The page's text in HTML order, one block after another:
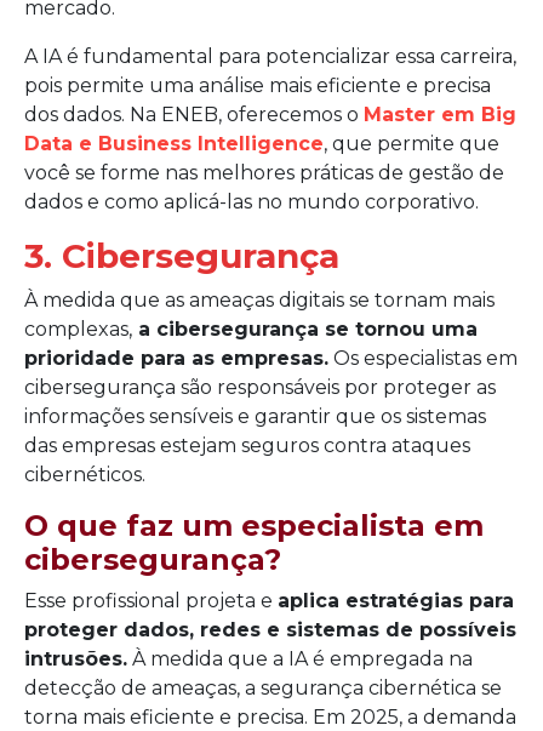
mercado.
A IA é fundamental para potencializar essa carreira,
pois permite uma análise mais eficiente e precisa
dos dados. Na ENEB, oferecemos o Master em Big
Data e Business Intelligence, que permite que
você se forme nas melhores práticas de gestão de
dados e como aplicá-las no mundo corporativo.
3. Cibersegurança
À medida que as ameaças digitais se tornam mais
complexas, a cibersegurança se tornou uma
prioridade para as empresas. Os especialistas em
cibersegurança são responsáveis por proteger as
informações sensíveis e garantir que os sistemas
das empresas estejam seguros contra ataques
cibernéticos.
O que faz um especialista em
cibersegurança?
Esse profissional projeta e aplica estratégias para
proteger dados, redes e sistemas de possíveis
intrusões. À medida que a IA é empregada na
detecção de ameaças, a segurança cibernética se
torna mais eficiente e precisa. Em 2025, a demanda